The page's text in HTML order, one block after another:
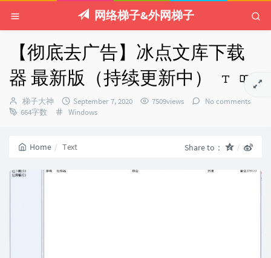
网络梯子&外网梯子
【彻底去广告】冰点文库下载
器 最新版（持续更新中）
Author：
梯子大神
发
布
September 7, 2020 7509views
No comments
664字数
Categories：
Windows
Home Text Share to：